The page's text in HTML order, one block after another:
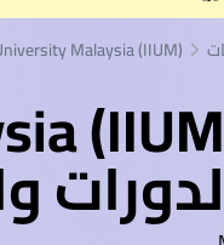
Malaysia (IIUM)